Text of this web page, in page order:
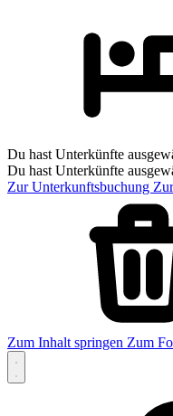
Du hast Unterkünfte
Du hast Unterkünfte
Zur Unterkunftsbuchung
Zum Inhalt springen Zum